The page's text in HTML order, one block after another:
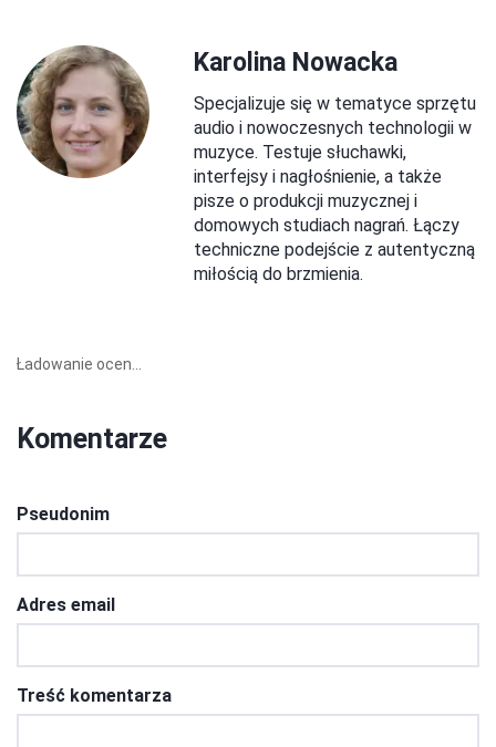
Karolina Nowacka
Specjalizuje się w tematyce sprzętu
audio i nowoczesnych technologii w
muzyce. Testuje słuchawki,
interfejsy i nagłośnienie, a także
pisze o produkcji muzycznej i
domowych studiach nagrań. Łączy
techniczne podejście z autentyczną
miłością do brzmienia.
Ładowanie ocen...
Komentarze
Pseudonim
Adres email
Treść komentarza